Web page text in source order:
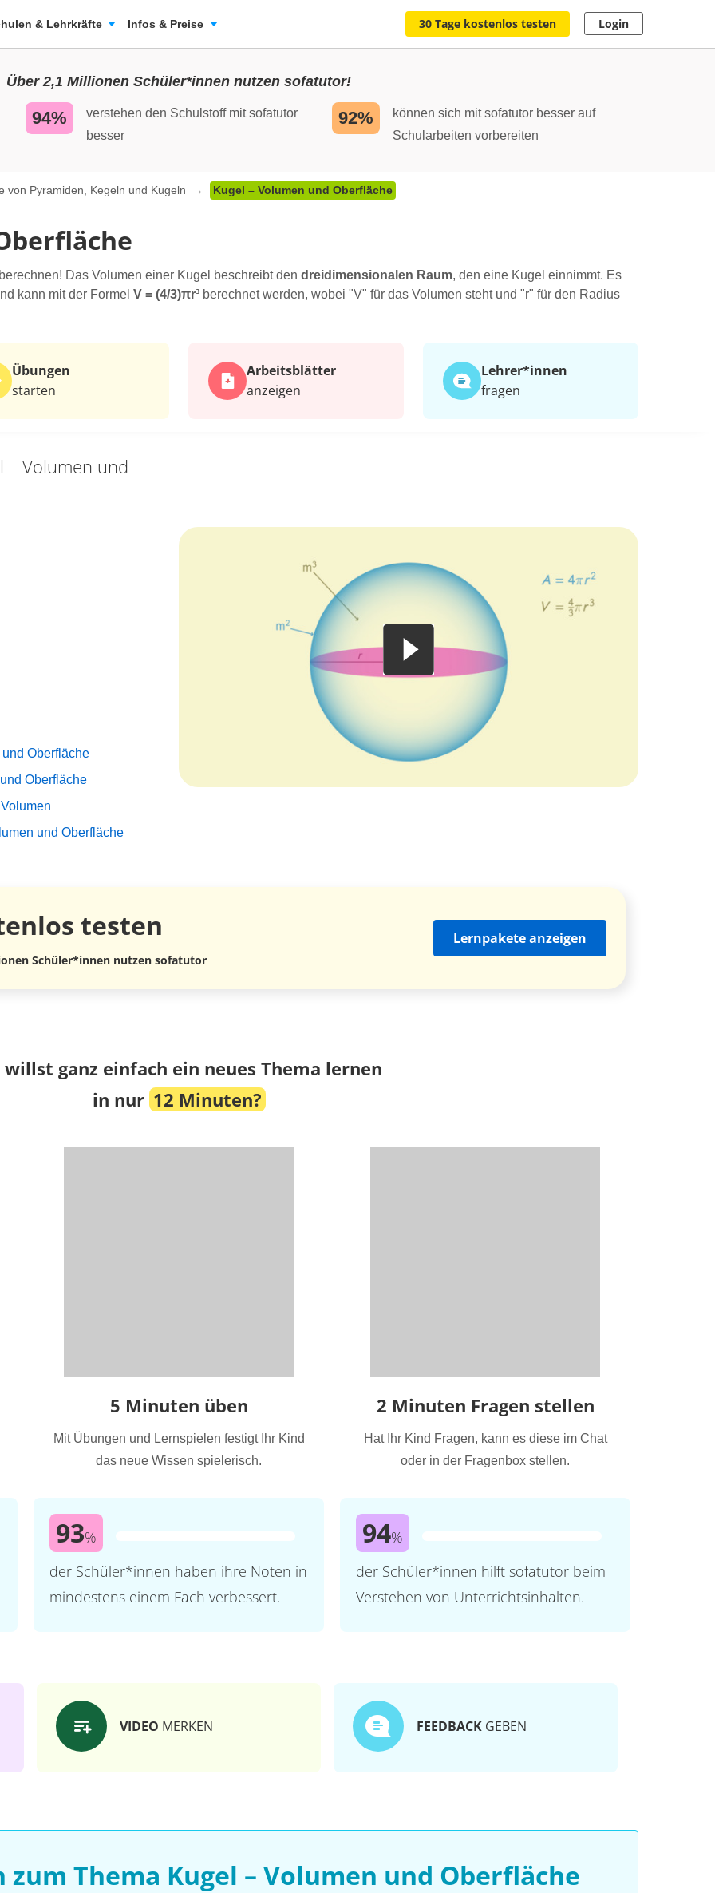
& Lehrkräfte Infos & Preise 30 Tage kostenlos testen Login
Über 2,1 Millionen Schüler*innen nutzen sofatutor!
94%
verstehen den Schulstoff mit sofatutor
besser
92%
können sich mit sofatutor besser auf
Schularbeiten vorbereiten
von Pyramiden, Kegeln und Kugeln Kugel – Volumen und Oberfläche
Das Volumen einer Kugel beschreibt den dreidimensionalen Raum, den eine Kugel einnimmt. Es
kann mit der Formel V = (4/3)πr³ berechnet werden, wobei "V" für das Volumen steht und "r" für den Radius
Übungen
starten
Arbeits­blätter
anzeigen
Lehrer*​innen
fragen
– Volumen und
Oberfläche
Oberfläche
und Oberfläche
testen
Schüler*innen nutzen sofatutor
Lernpakete anzeigen
willst ganz einfach ein neues Thema lernen
in nur 12 Minuten?
5 Minuten üben
Mit Übungen und Lernspielen festigt Ihr Kind
das neue Wissen spielerisch.
93%
der Schüler*innen haben ihre Noten in
mindestens einem Fach verbessert.
2 Minuten Fragen stellen
Hat Ihr Kind Fragen, kann es diese im Chat
oder in der Fragenbox stellen.
94%
der Schüler*innen hilft sofatutor beim
Verstehen von Unterrichtsinhalten.
VIDEO MERKEN FEEDBACK GEBEN
zum Thema Kugel – Volumen und Oberfläche